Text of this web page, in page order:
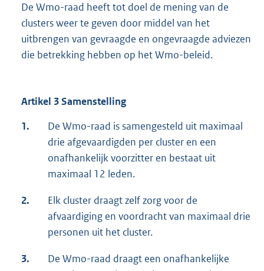
De Wmo-raad heeft tot doel de mening van de
clusters weer te geven door middel van het
uitbrengen van gevraagde en ongevraagde adviezen
die betrekking hebben op het Wmo-beleid.
Artikel 3 Samenstelling
1.
De Wmo-raad is samengesteld uit maximaal
drie afgevaardigden per cluster en een
onafhankelijk voorzitter en bestaat uit
maximaal 12 leden.
2.
Elk cluster draagt zelf zorg voor de
afvaardiging en voordracht van maximaal drie
personen uit het cluster.
3.
De Wmo-raad draagt een onafhankelijke